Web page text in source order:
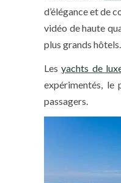
d’élégance et de
vidéo de haute
plus grands hôtels.
Lesyachts de
expérimentés, le
passagers.